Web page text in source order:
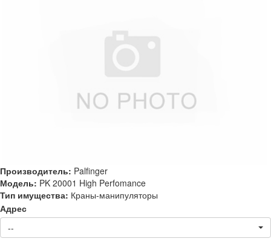
Производитель: Palfinger
Модель: PK 20001 High Perfomance
Тип имущества: Краны-манипуляторы
Адрес
--